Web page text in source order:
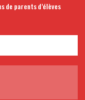
de parents d’élèves